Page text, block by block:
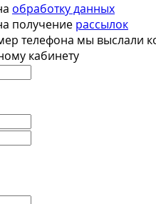
обработку данных
получение рассылок
телефона мы выслали
кабинету